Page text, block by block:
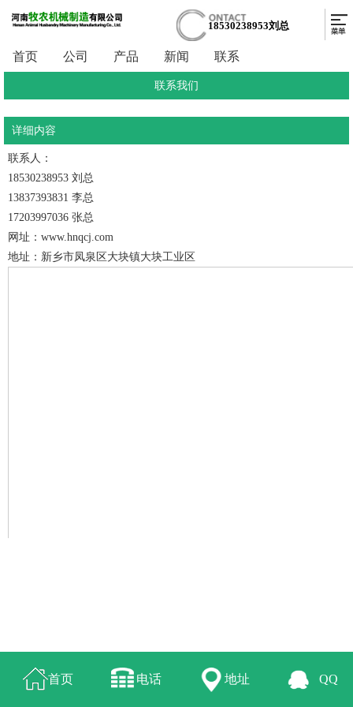
18530238953刘总
首页 公司 产品 新闻 联系
联系我们
详细内容
联系人：
18530238953 刘总
13837393831 李总
17203997036 张总
网址：www.hnqcj.com
地址：新乡市凤泉区大块镇大块工业区
首页 电话 地址 QQ